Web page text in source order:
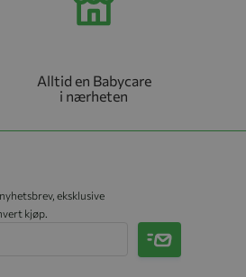
Alltid en Babycare
i nærheten
eksklusive
kjøp.
Meld på